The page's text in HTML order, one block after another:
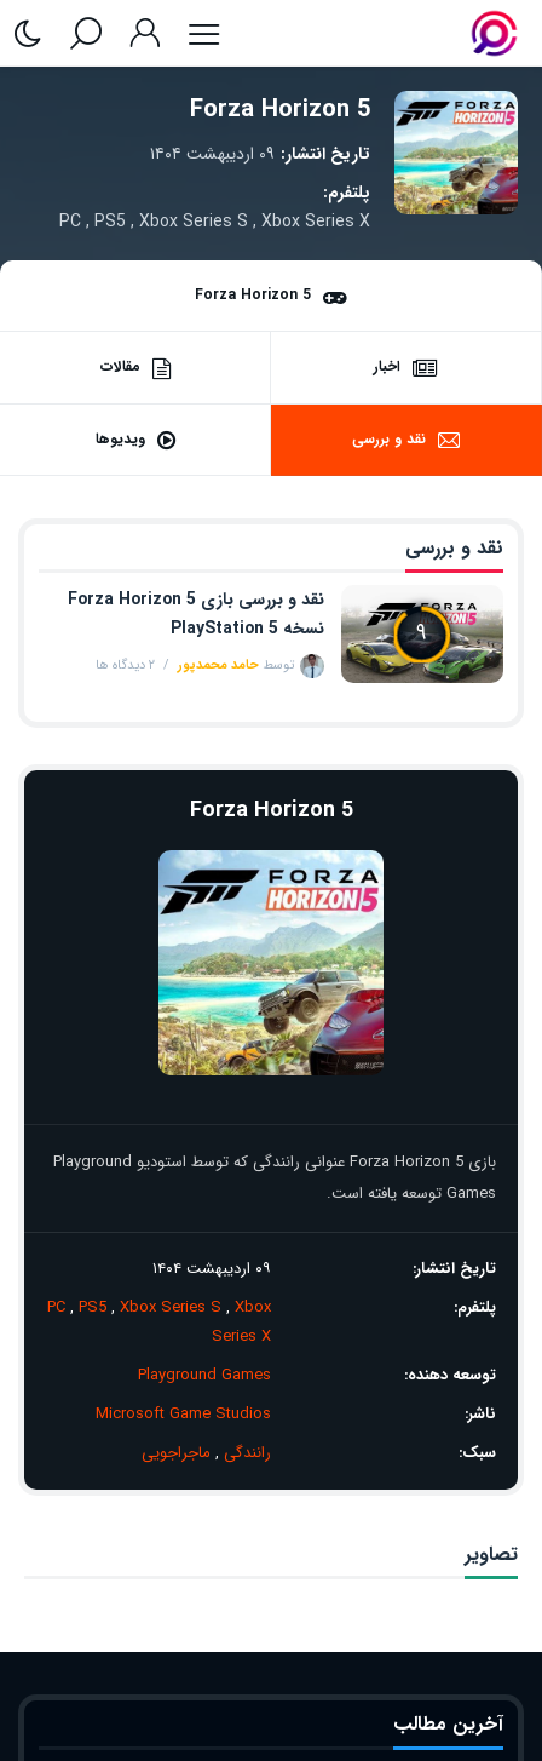
Forza Horizon 5
تاریخ انتشار: ۰۹ اردیبهشت ۱۴۰۴
پلتفرم:
PC, PS5 , Xbox Series S , Xbox Series X
Forza Horizon 5
اخبار مقالات
نقد و بررسی ویدیوها
نقد و بررسی
۹
نقد و بررسی بازی Forza Horizon 5
نسخه PlayStation 5
توسط حامد محمدپور ۲ دیدگاه ها
Forza Horizon 5
بازی Forza Horizon 5 عنوانی رانندگی که توسط استودیو Playground
Games توسعه یافته است.
تاریخ انتشار:
۰۹ اردیبهشت ۱۴۰۴
پلتفرم:
PC, PS5, Xbox Series S , Xbox
Series X
توسعه دهنده:
Playground Games
ناشر:
Microsoft Game Studios
سبک:
رانندگی , ماجراجویی
تصاویر
آخرین مطالب